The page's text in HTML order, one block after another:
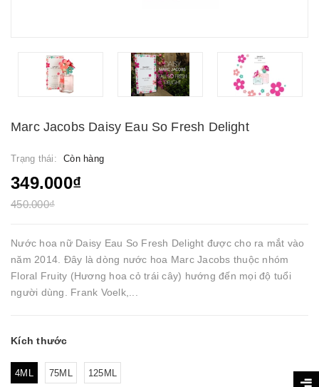
Marc Jacobs Daisy Eau So Fresh Delight
Trạng thái: Còn hàng
349.000₫
450.000₫
Nước hoa nữ Daisy Eau So Fresh Delight được cho ra mắt vào
năm 2014. Đây là dòng nước hoa Marc Jacobs thuộc nhóm
Floral Fruity (Hương hoa cỏ trái cây) hướng đến mọi độ tuổi
người dùng. Frank Voelk,...
Kích thước
4ML 75ML 125ML